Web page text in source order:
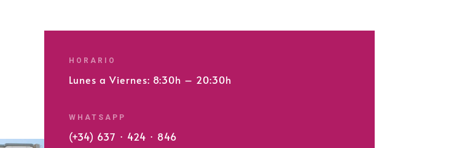
HORARIO
Lunes a Viernes: 8:30h – 20:30h
WHATSAPP
(+34) 637 · 424 · 846